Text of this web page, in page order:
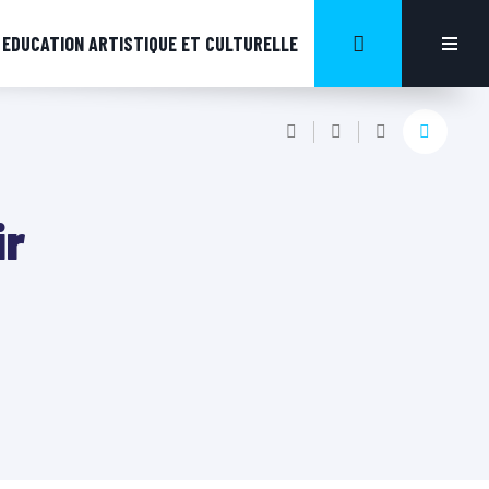
EDUCATION ARTISTIQUE ET CULTURELLE